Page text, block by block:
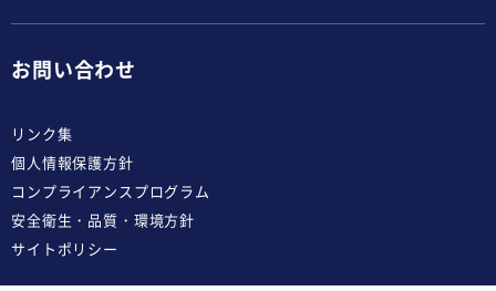
お問い合わせ
リンク集
個人情報保護方針
コンプライアンスプログラム
安全衛生・品質・環境方針
サイトポリシー